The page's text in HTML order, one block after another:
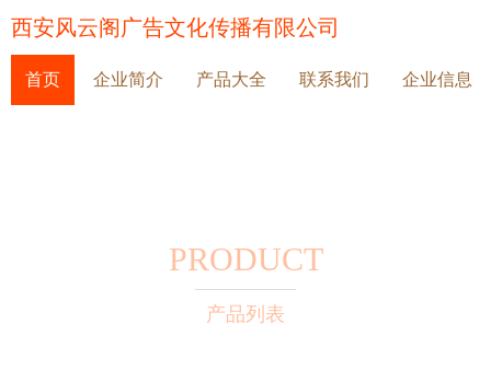
西安风云阁广告文化传播有限公司
首页 企业简介 产品大全 联系我们 企业信息
PRODUCT
产品列表